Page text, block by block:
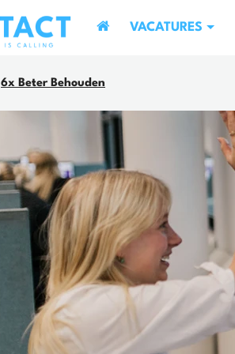
VACATURES
6x Beter Behouden